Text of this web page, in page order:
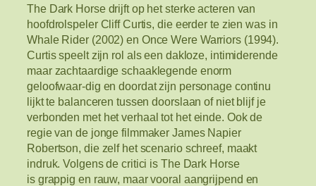
The Dark Horse drijft op het sterke acteren van
hoofdrolspeler Cliff Curtis, die eerder te zien was in
Whale Rider (2002) en Once Were Warriors (1994).
Curtis speelt zijn rol als een dakloze, intimiderende
maar zachtaardige schaaklegende enorm
geloofwaar-dig en doordat zijn personage continu
lijkt te balanceren tussen doorslaan of niet blijf je
verbonden met het verhaal tot het einde. Ook de
regie van de jonge filmmaker James Napier
Robertson, die zelf het scenario schreef, maakt
indruk. Volgens de critici is The Dark Horse
is grappig en rauw, maar vooral aangrijpend en